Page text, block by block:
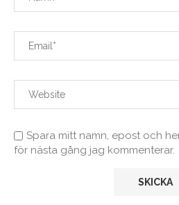
Spara mitt namn, epost och
för nästa gång jag kommenterar.